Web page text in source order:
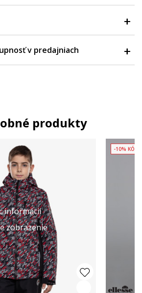
v predajniach
produkty
informácií
zobrazenie
-10% KÓD: